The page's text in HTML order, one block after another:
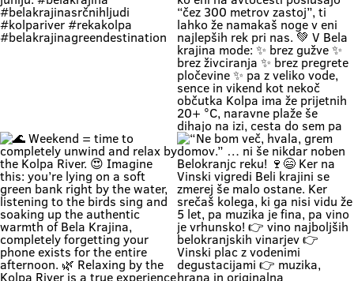
Zapri oči, globoko vdihni. Pri nas
čas teče počasneje. Duma si. 🌿
Soundtrack Bele krajine v juniju.
#belakrajina
#belakrajinasrčnihljudi
#kolpariver #rekakolpa
#belakrajinagreendestination
🚗 Zakaj bi vikend začel v koloni …
če ga lahk začneš s čofotom v
Kolpi? 🌊😎 Medtem ko eni na
avtocesti poslušajo “čez 300
metrov zastoj”, ti lahko že
namakaš noge v eni najlepših rek
pri nas. 💚 V Bela krajina mode: ✨
brez gužve ✨ brez živciranja ✨
brez pregrete pločevine ✨ pa z
veliko vode, sence in vikend kot
nekoč občutka Kolpa ima že
prijetnih 20+ °C, naravne plaže še
dihajo na izi, cesta do sem pa ni
stres test za živce. 😌 💡 Vikend